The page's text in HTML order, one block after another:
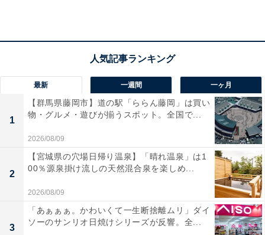
「おふろの王様 志木店」の口コミは？
最新 一週間 一ヶ月
1
【群馬県藤岡市】道の駅「ららん藤岡」は買い
物・グルメ・遊びが揃うスポット。全国で...
2026/08/09
2
【宮城県の穴場日帰り温泉】「晴れ温泉」は1
00％源泉掛け流しの天然混合泉を楽しめ...
2026/08/09
3
「あぁぁぁ。かわいくて一生断捨離ムリ」ダイ
ソーのサンリオ日焼けシリーズが反響。全...